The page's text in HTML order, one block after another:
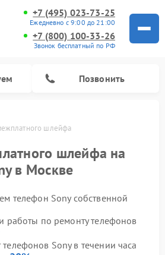
+7 (495) 023-73-25
Ежедневно с 9:00 до 21:00
+7 (800) 100-33-26
Звонок бесплатный по РФ
Позвонить
шлейфа
шлейфа на
в Москве
телефон Sony собственной
работы по ремонту телефонов
Sony в течении часа